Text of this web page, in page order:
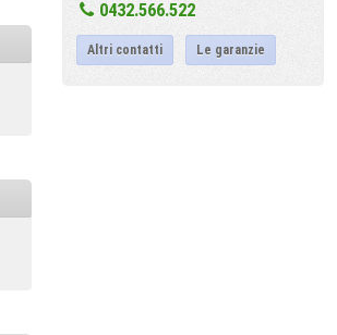
0432.566.522
Altri contatti Le garanzie